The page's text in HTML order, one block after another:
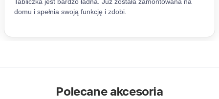
Polecane akcesoria